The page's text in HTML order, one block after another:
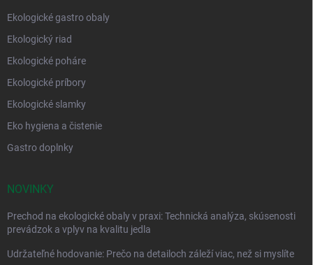
Ekologické gastro obaly
Ekologický riad
Ekologické poháre
Ekologické príbory
Ekologické slamky
Eko hygiena a čistenie
Gastro doplnky
NOVINKY
Prechod na ekologické obaly v praxi: Technická analýza, skúsenosti
prevádzok a vplyv na kvalitu jedla
Udržateľné hodovanie: Prečo na detailoch záleží viac, než si myslíte